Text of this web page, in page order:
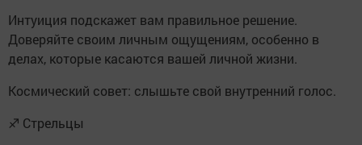
Интуиция подскажет вам правильное решение.
Доверяйте своим личным ощущениям, особенно в
делах, которые касаются вашей личной жизни.
Космический совет: слышьте свой внутренний голос.
♐ Стрельцы